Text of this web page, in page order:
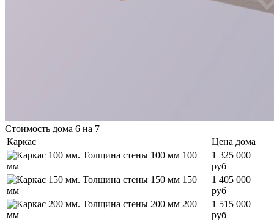
Стоимость дома 6 на 7
Каркас
Цена дома
100
мм
1 325 000
руб
150
мм
1 405 000
руб
200
мм
1 515 000
руб